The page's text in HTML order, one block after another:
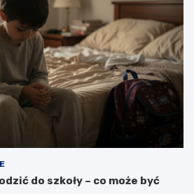
do szkoły – co może być